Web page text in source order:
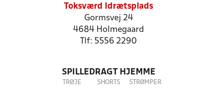
Toksværd Idrætsplads
Gormsvej 24
4684 Holmegaard
Tlf: 5556 2290
SPILLEDRAGT HJEMME
TRØJE SHORTS STRØMPER